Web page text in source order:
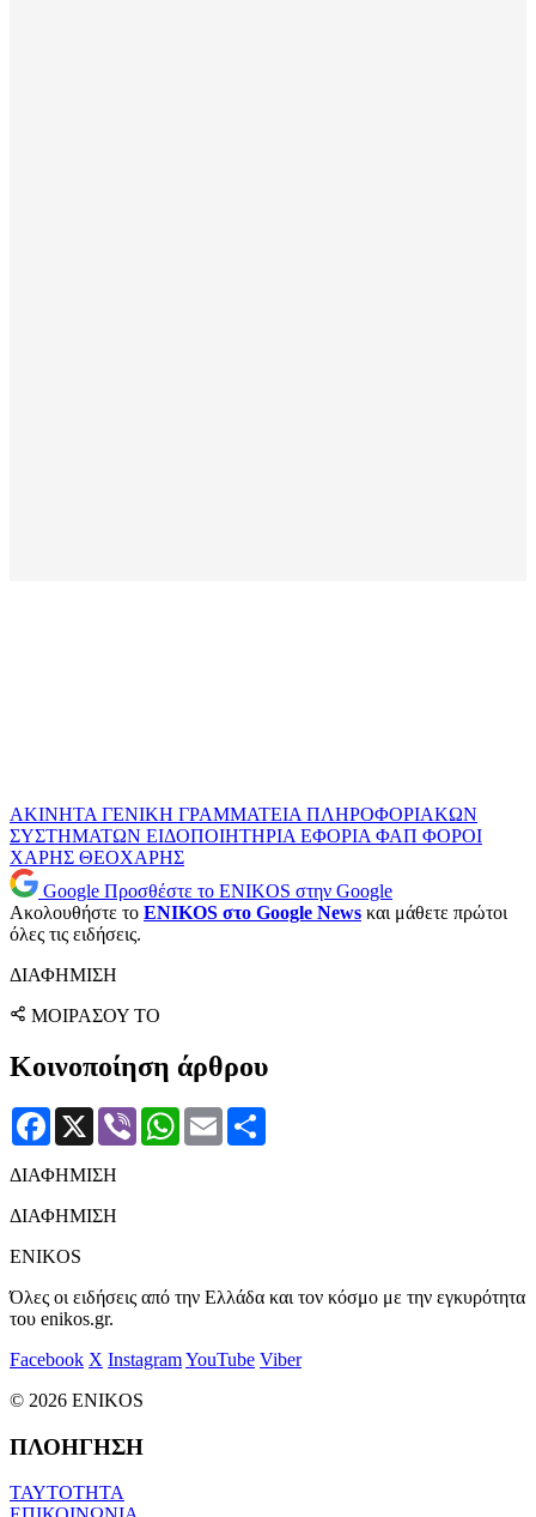
ΑΚΙΝΗΤΑ ΓΕΝΙΚΗ ΓΡΑΜΜΑΤΕΙΑ ΠΛΗΡΟΦΟΡΙΑΚΩΝ
ΣΥΣΤΗΜΑΤΩΝ ΕΙΔΟΠΟΙΗΤΗΡΙΑ ΕΦΟΡΙΑ ΦΑΠ ΦΟΡΟΙ
ΧΑΡΗΣ ΘΕΟΧΑΡΗΣ
Google Προσθέστε το ENIKOS στην Google
Ακολουθήστε το ENIKOS στο Google News και μάθετε πρώτοι
όλες τις ειδήσεις.
ΔΙΑΦΗΜΙΣΗ
ΜΟΙΡΑΣΟΥ ΤΟ
Κοινοποίηση άρθρου
Facebook
X Viber WhatsApp
Email
ΔΙΑΦΗΜΙΣΗ
ΔΙΑΦΗΜΙΣΗ
ENIKOS
Όλες οι ειδήσεις από την Ελλάδα και τον κόσμο με την εγκυρότητα
του enikos.gr.
Facebook X InstagramYouTube Viber
© 2026 ENIKOS
ΠΛΟΗΓΗΣΗ
ΤΑΥΤΟΤΗΤΑ